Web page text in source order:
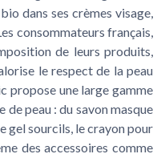
dans ses crèmes visage,
consommateurs français,
de leurs produits,
le respect de la peau
propose une large gamme
peau : du savon masque
gel sourcils, le crayon pour
des accessoires comme